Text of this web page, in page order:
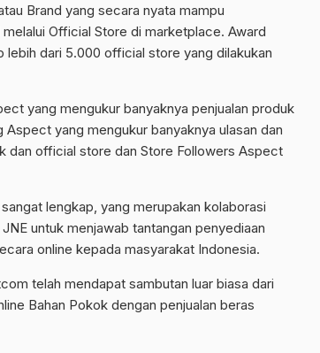
Brand yang secara nyata mampu
Official Store di marketplace. Award
lebih dari 5.000 official store yang dilakukan
yang mengukur banyaknya penjualan produk
yang mengukur banyaknya ulasan dan
dan official store dan Store Followers Aspect
lengkap, yang merupakan kolaborasi
untuk menjawab tantangan penyediaan
online kepada masyarakat Indonesia.
telah mendapat sambutan luar biasa dari
Bahan Pokok dengan penjualan beras